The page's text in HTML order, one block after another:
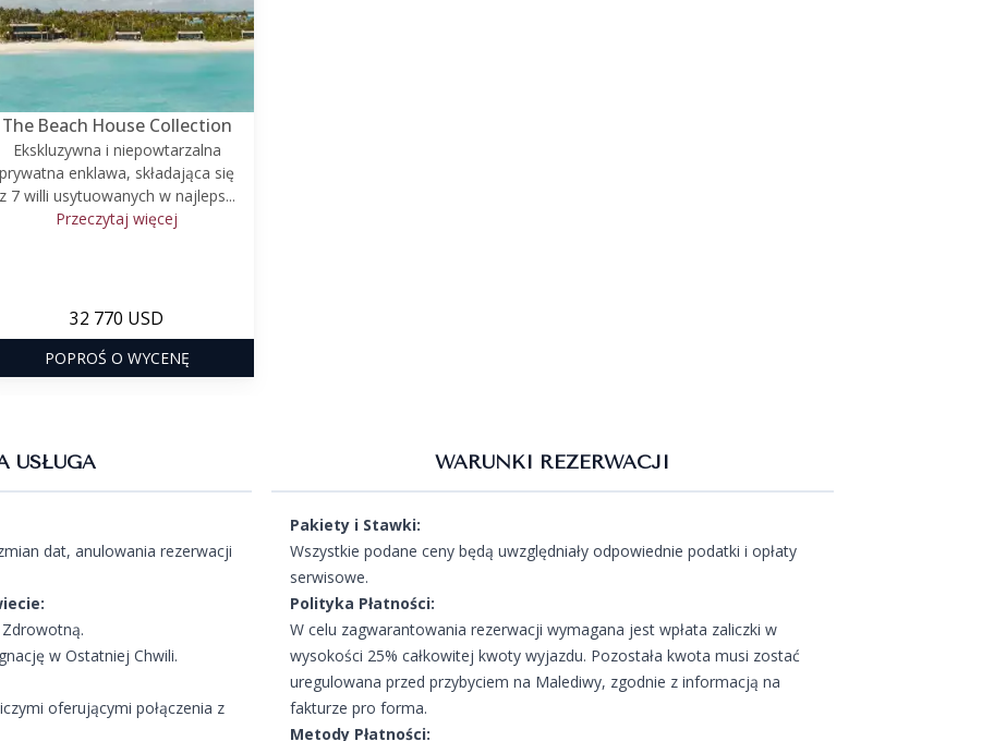
The Beach House Collection
Ekskluzywna i niepowtarzalna
prywatna enklawa, składająca się
z 7 willi usytuowanych w najleps...
Przeczytaj więcej
32 770 USD
POPROŚ O WYCENĘ
USŁUGA
dat, anulowania rezerwacji
w Ostatniej Chwili.
oferującymi połączenia z
WARUNKI REZERWACJI
Pakiety i Stawki:
Wszystkie podane ceny będą uwzględniały odpowiednie podatki i opłaty
serwisowe.
Polityka Płatności:
W celu zagwarantowania rezerwacji wymagana jest wpłata zaliczki w
wysokości 25% całkowitej kwoty wyjazdu. Pozostała kwota musi zostać
uregulowana przed przybyciem na Malediwy, zgodnie z informacją na
fakturze pro forma.
Metody Płatności: